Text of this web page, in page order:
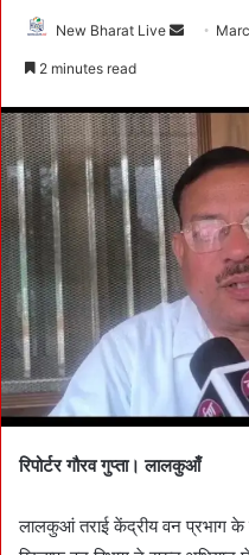
New Bharat Live
d
a
n
m
i
2 minutes read
रिपोर्टर गौरव गुप्ता। लालकुआँ
लालकुआं तराई केंद्रीय वन प्रभाग